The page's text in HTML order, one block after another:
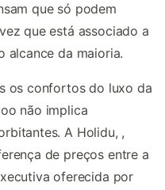
que só podem
que está associado a
alcance da maioria.
os confortos do luxo da
não implica
A Holidu, ,
de preços entre a
oferecida por